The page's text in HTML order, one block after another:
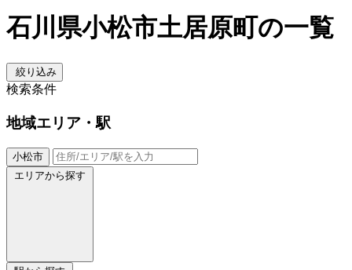
石川県小松市土居原町の一覧
絞り込み
検索条件
地域エリア・駅
小松市
エリアから探す